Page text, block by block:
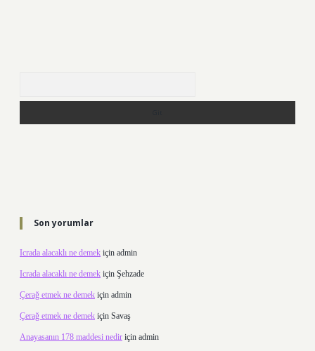
Son yorumlar
Icrada alacaklı ne demek için admin
Icrada alacaklı ne demek için Şehzade
Çerağ etmek ne demek için admin
Çerağ etmek ne demek için Savaş
Anayasanın 178 maddesi nedir için admin